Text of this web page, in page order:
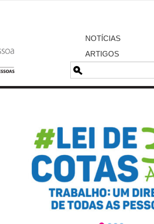
NOTÍCIAS
ARTIGOS
Pesquisa